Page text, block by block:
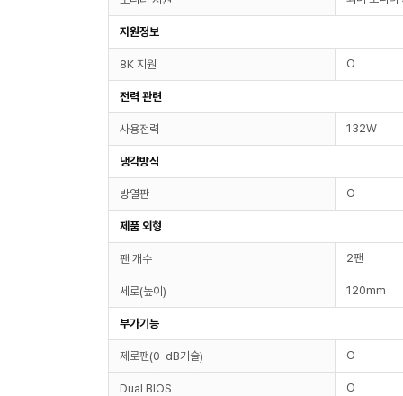
지원정보
8K 지원 O
전력 관련
사용전력 132W
냉각방식
방열판 O
제품 외형
팬 개수 2팬
세로(높이) 120mm
부가기능
제로팬(0-dB기술) O
Dual BIOS O